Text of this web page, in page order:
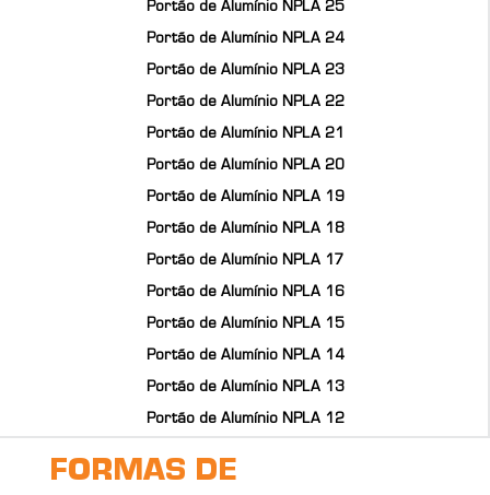
Portão de Alumínio NPLA 25
Portão de Alumínio NPLA 24
Portão de Alumínio NPLA 23
Portão de Alumínio NPLA 22
Portão de Alumínio NPLA 21
Portão de Alumínio NPLA 20
Portão de Alumínio NPLA 19
Portão de Alumínio NPLA 18
Portão de Alumínio NPLA 17
Portão de Alumínio NPLA 16
Portão de Alumínio NPLA 15
Portão de Alumínio NPLA 14
Portão de Alumínio NPLA 13
Portão de Alumínio NPLA 12
FORMAS DE